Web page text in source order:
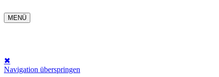
MENÜ
✖
Navigation überspringen